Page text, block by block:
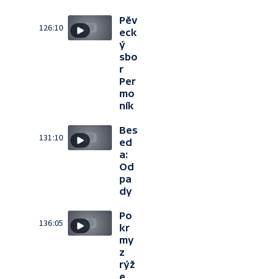
126:10
Pěv
eck
ý
sbo
r
Per
mo
ník
131:10
Bes
ed
a:
Od
pa
dy
136:05
Po
kr
my
z
rýž
e